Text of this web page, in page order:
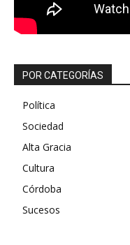
POR CATEGORÍAS
Política
Sociedad
Alta Gracia
Cultura
Córdoba
Sucesos